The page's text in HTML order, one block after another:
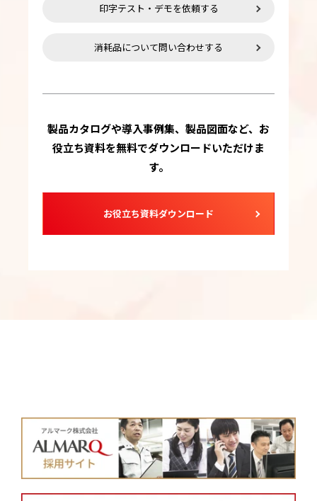
印字テスト・デモを依頼する
消耗品について問い合わせする
製品カタログや導入事例集、製品図面など、お
役立ち資料を無料でダウンロードいただけま
す。
お役立ち資料ダウンロード